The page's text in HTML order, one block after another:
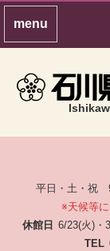
平日・土・
※天候等
休館日 6/23(火)
TEL